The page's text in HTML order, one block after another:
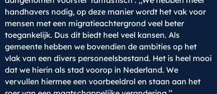
handhavers nodig, op deze manier wordt het vak voor
mensen met een migratieachtergrond veel beter
toegankelijk. Dus dit biedt heel veel kansen. Als
gemeente hebben we bovendien de ambities op het
vlak van een divers personeelsbestand. Het is heel mooi
dat we hierin als stad voorop in Nederland. We
vervullen hiermee een voorbeeldrol en staan aan het